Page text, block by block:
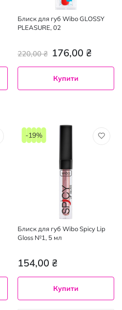
Блиск для губ Wibo GLOSSY
PLEASURE, 02
176,00 ₴
220,00 ₴
Купити
Блиск для губ Wibo Spicy Lip
Gloss №1, 5 мл
154,00 ₴
-19%
Купити